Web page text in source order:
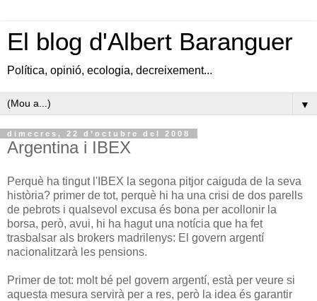
El blog d'Albert Baranguer
Política, opinió, ecologia, decreixement...
▼
dimecres, 22 d’octubre del 2008
Argentina i IBEX
Perquè ha tingut l'IBEX la segona pitjor caiguda de la seva
història? primer de tot, perquè hi ha una crisi de dos parells
de pebrots i qualsevol excusa és bona per acollonir la
borsa, però, avui, hi ha hagut una notícia que ha fet
trasbalsar als brokers madrilenys: El govern argentí
nacionalitzarà les pensions.
Primer de tot: molt bé pel govern argentí, està per veure si
aquesta mesura servirà per a res, però la idea és garantir